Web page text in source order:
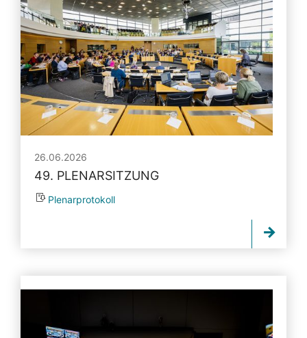
26.06.2026
49. PLENARSITZUNG
Plenarprotokoll